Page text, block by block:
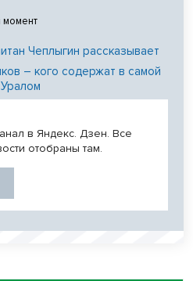
момент
Чеплыгин рассказывает
– кого содержат в самой
в Яндекс. Дзен. Все
отобраны там.